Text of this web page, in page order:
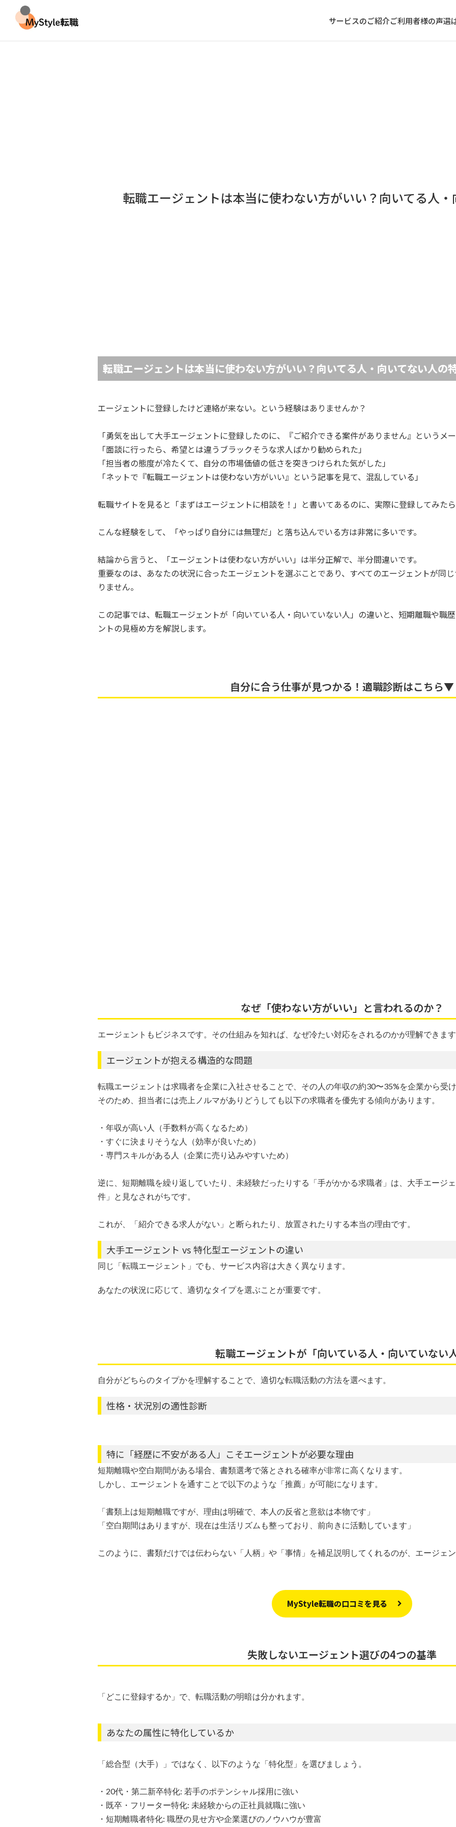
転職エージェントは本当に使わない方がいい？向いてる人
転職エージェントは本当に使わない方がいい？向いてる人・向いてない人の
エージェントに登録したけど連絡が来ない。という経験はありませんか？
「勇気を出して大手エージェントに登録したのに、『ご紹介できる案件がありません』というメ
「面談に行ったら、希望とは違うブラックそうな求人ばかり勧められた」
「担当者の態度が冷たくて、自分の市場価値の低さを突きつけられた気がした」
「ネットで『転職エージェントは使わない方がいい』という記事を見て、混乱している」
転職サイトを見ると「まずはエージェントに相談を！」と書いてあるのに、実際に登録してみたら
こんな経験をして、「やっぱり自分には無理だ」と落ち込んでいる方は非常に多いです。
結論から言うと、「エージェントは使わない方がいい」は半分正解で、半分間違いです。
重要なのは、あなたの状況に合ったエージェントを選ぶことであり、すべてのエージェントが同
りません。
この記事では、転職エージェントが「向いている人・向いていない人」の違いと、短期離職や職
ントの見極め方を解説します。
自分に合う仕事が見つかる！適職診断はこちら▼
なぜ「使わない方がいい」と言われるのか？
エージェントもビジネスです。その仕組みを知れば、なぜ冷たい対応をされるのかが理解できます
エージェントが抱える構造的な問題
転職エージェントは求職者を企業に入社させることで、その人の年収の約30〜35%を企業から受
そのため、担当者には売上ノルマがありどうしても以下の求職者を優先する傾向があります。
・年収が高い人（手数料が高くなるため）
・すぐに決まりそうな人（効率が良いため）
・専門スキルがある人（企業に売り込みやすいため）
逆に、短期離職を繰り返していたり、未経験だったりする「手がかかる求職者」は、大手エージ
件」と見なされがちです。
これが、「紹介できる求人がない」と断られたり、放置されたりする本当の理由です。
大手エージェント vs 特化型エージェントの違い
同じ「転職エージェント」でも、サービス内容は大きく異なります。
あなたの状況に応じて、適切なタイプを選ぶことが重要です。
転職エージェントが「向いている人・向いていない人
自分がどちらのタイプかを理解することで、適切な転職活動の方法を選べます。
性格・状況別の適性診断
特に「経歴に不安がある人」こそエージェントが必要な理由
短期離職や空白期間がある場合、書類選考で落とされる確率が非常に高くなります。
しかし、エージェントを通すことで以下のような「推薦」が可能になります。
「書類上は短期離職ですが、理由は明確で、本人の反省と意欲は本物です」
「空白期間はありますが、現在は生活リズムも整っており、前向きに活動しています」
このように、書類だけでは伝わらない「人柄」や「事情」を補足説明してくれるのが、エージェ
MyStyle転職の口コミを見る
失敗しないエージェント選びの4つの基準
「どこに登録するか」で、転職活動の明暗は分かれます。
あなたの属性に特化しているか
「総合型（大手）」ではなく、以下のような「特化型」を選びましょう。
・20代・第二新卒特化: 若手のポテンシャル採用に強い
・既卒・フリーター特化: 未経験からの正社員就職に強い
・短期離職者特化: 職歴の見せ方や企業選びのノウハウが豊富
サービスのご紹介ご利用者様の声選